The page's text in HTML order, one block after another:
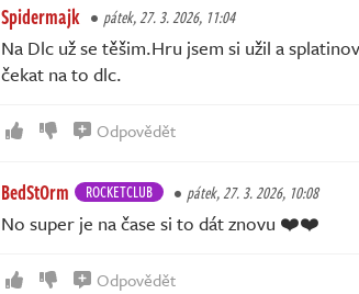
Spidermajk pátek, 27. 3. 2026, 11:04
Na Dlc už se těšim.Hru jsem si užil a
čekat na to dlc.
Odpovědět
BedStOrm ROCKETCLUB pátek, 27. 3. 2026, 10:08
No super je na čase si to dát znovu ❤️❤️
Odpovědět